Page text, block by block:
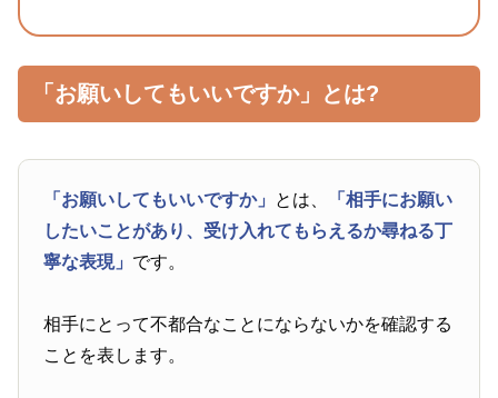
「お願いしてもいいですか」とは?
「お願いしてもいいですか」 とは、
「相手にお願い
したいことがあり、受け入れてもらえるか尋ねる丁
寧な表現」 です。
相手にとって不都合なことにならないかを確認する
ことを表します。